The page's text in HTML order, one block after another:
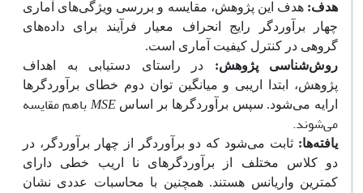
هدف: هدف این پژوهش، مقایسه­ و بررسی ویژگی­‌های آماری
چهار برآوردگر رایج انحراف معیار فرآیند برای داده‌­های
گروهی در کنترل کیفیت آماری است.
روش‌شناسی پژوهش: در راستای دستیابی به اهداف
پژوهش، ابتدا اریبی و میانگین توان دوم خطای برآوردگرها
ارایه می‌­شود. سپس برآوردگرها بر اساسMSE باهم مقایسه
می‌­‌شوند.
یافتهها: ثابت می­‌شود که دو برآوردگر از چهار برآوردگر، در
دو کلاس مختلف از برآوردگرهای نا اریب خطی دارای
کمترین واریانس هستند. همچنین با محاسبات عددی نشان